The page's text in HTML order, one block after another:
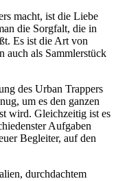
macht, ist die Liebe
die Sorgfalt, die in
Es ist die Art von
auch als Sammlerstück
des Urban Trappers
um es den ganzen
wird. Gleichzeitig ist es
Aufgaben
Begleiter, auf den
durchdachtem